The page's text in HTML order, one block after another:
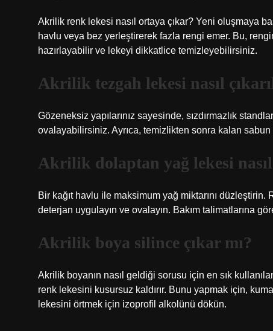
Akrilik renk lekesi nasıl ortaya çıkar? Yeni oluşmaya
havlu veya bez yerleştirerek fazla rengi emer. Bu,
hazırlayabilir ve lekeyi dikkatlice temizleyebilirsiniz.
Akrilik tezgah lekesi nasıl
Gözeneksiz yapılarınız sayesinde, sızdırmazlık
ovalayabilirsiniz. Ayrıca, temizlikten sonra kalan sabun
Akrilik dolaptan yağ lekesi nasıl
Bir kağıt havlu ile maksimum yağ miktarını düzleştirin.
deterjan uygulayın ve ovalayın. Bakım talimatlarına
Akrilik boya silince çıkar mı?
Akrilik boyanın nasıl geldiği sorusu için en sık
renk lekesini kusursuz kaldırır. Bunu yapmak için,
lekesini örtmek için izoprofil alkolünü dökün.